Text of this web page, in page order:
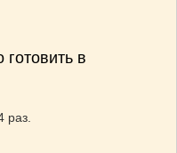
готовить в
раз.